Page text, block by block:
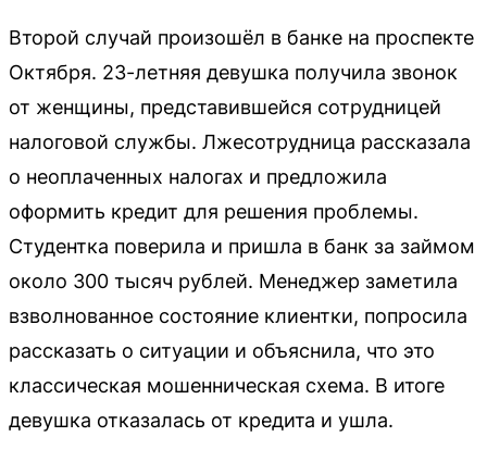
Второй случай произошёл в банке на проспекте
Октября. 23-летняя девушка получила звонок
от женщины, представившейся сотрудницей
налоговой службы. Лжесотрудница рассказала
о неоплаченных налогах и предложила
оформить кредит для решения проблемы.
Студентка поверила и пришла в банк за займом
около 300 тысяч рублей. Менеджер заметила
взволнованное состояние клиентки, попросила
рассказать о ситуации и объяснила, что это
классическая мошенническая схема. В итоге
девушка отказалась от кредита и ушла.